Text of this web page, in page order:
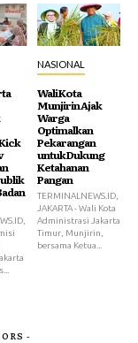
NASIONAL
Wali Kota
Munjirin Ajak
Warga
Optimalkan
Pekarangan
untuk Dukung
Ketahanan
Pangan
TERMINALNEWS.ID,
JAKARTA - Wali Kota
Administrasi Jakarta
Timur, Munjirin,
bersama Ketua...
-